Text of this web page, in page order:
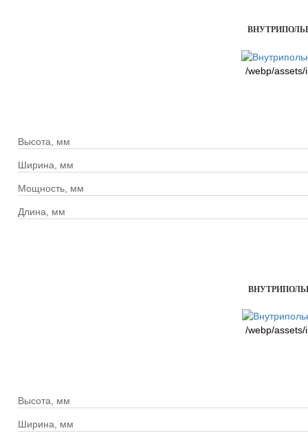
/webp/
Высота, мм
Ширина, мм
Мощность, мм
Длина, мм
/webp/
Высота, мм
Ширина, мм